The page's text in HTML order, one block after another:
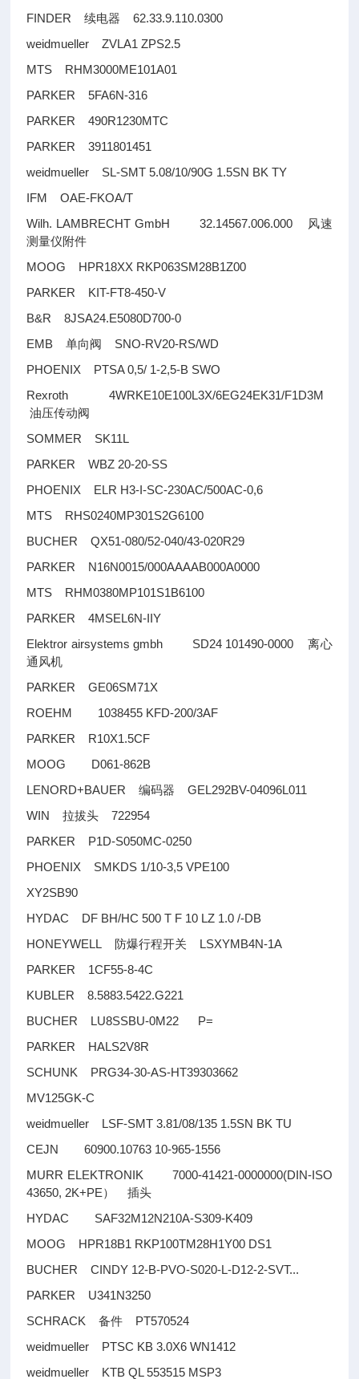
FINDER续电器
62.33.9.110.0300
weidmueller ZVLA1 ZPS2.5
MTS RHM3000ME101A01
PARKER 5FA6N-316
PARKER 490R1230MTC
PARKER 3911801451
weidmueller SL-SMT 5.08/10/90G 1.5SN BK TY
IFM OAE-FKOA/T
Wilh. LAMBRECHT GmbH 32.14567.006.000
风速
测量仪附件
MOOG HPR18XX RKP063SM28B1Z00
PARKER KIT-FT8-450-V
B&R 8JSA24.E5080D700-0
EMB单向阀
SNO-RV20-RS/WD
PHOENIX PTSA 0,5/ 1-2,5-B SWO
Rexroth 4WRKE10E100L3X/6EG24EK31/F1D3M
油压传动阀
SOMMER SK11L
PARKER WBZ 20-20-SS
PHOENIX ELR H3-I-SC-230AC/500AC-0,6
MTS RHS0240MP301S2G6100
BUCHER QX51-080/52-040/43-020R29
PARKER N16N0015/000AAAAB000A0000
MTS RHM0380MP101S1B6100
PARKER 4MSEL6N-IIY
Elektror airsystems gmbh SD24 101490-0000离心
通风机
PARKER GE06SM71X
ROEHM 1038455 KFD-200/3AF
PARKER R10X1.5CF
MOOG D061-862B
LENORD+BAUER编码器
GEL292BV-04096L011
WIN拉拔头 722954
PARKER P1D-S050MC-0250
PHOENIX SMKDS 1/10-3,5 VPE100
XY2SB90
HYDAC DF BH/HC 500 T F 10 LZ 1.0 /-DB
HONEYWELL
防爆行程开关
LSXYMB4N-1A
PARKER 1CF55-8-4C
KUBLER 8.5883.5422.G221
BUCHER LU8SSBU-0M22 P=
PARKER HALS2V8R
SCHUNK PRG34-30-AS-HT39303662
MV125GK-C
weidmueller LSF-SMT 3.81/08/135 1.5SN BK TU
CEJN 60900.10763 10-965-1556
MURR ELEKTRONIK 7000-41421-0000000(DIN-ISO
43650, 2K+PE） 插头
HYDAC SAF32M12N210A-S309-K409
MOOG HPR18B1 RKP100TM28H1Y00 DS1
BUCHER CINDY 12-B-PVO-S020-L-D12-2-SVT...
PARKER U341N3250
SCHRACK备件 PT570524
weidmueller PTSC KB 3.0X6 WN1412
weidmueller KTB QL 553515 MSP3